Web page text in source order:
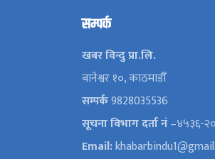
सम्पर्क
खबर विन्दु प्रा.लि.
बानेश्वर १०, काठमाडौँ
सम्पर्क9828035536
सूचना विभाग दर्ता नं–४५३६-
Email: